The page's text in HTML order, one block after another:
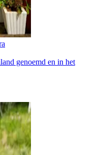
genoemd en in het